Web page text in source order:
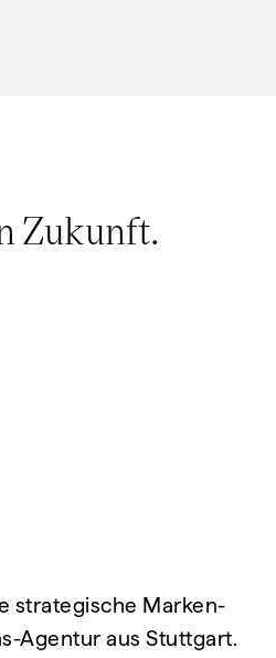
Zukunft.
strategische Marken-
Agentur aus Stuttgart.